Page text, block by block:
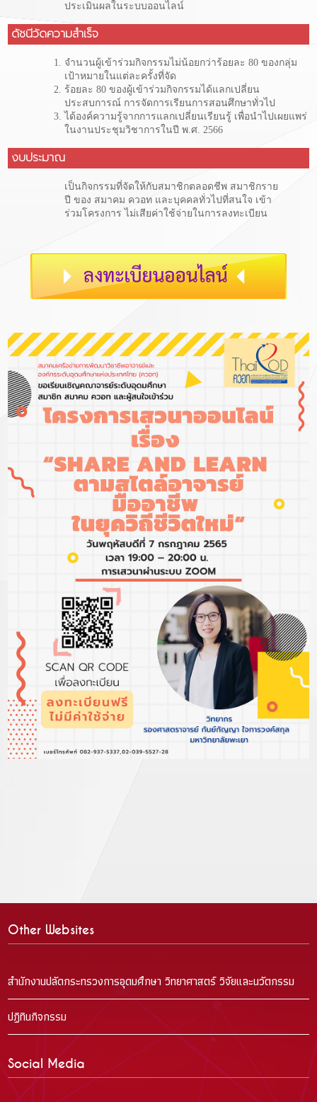
ประเมินผลในระบบออนไลน์
ดัชนีวัดความสำเร็จ
จำนวนผู้เข้าร่วมกิจกรรมไม่น้อยกว่าร้อยละ 80 ของกลุ่ม
เป้าหมายในแต่ละครั้งที่จัด
ร้อยละ 80 ของผู้เข้าร่วมกิจกรรมได้แลกเปลี่ยน
ประสบการณ์ การจัดการเรียนการสอนศึกษาทั่วไป
ได้องค์ความรู้จากการแลกเปลี่ยนเรียนรู้ เพื่อนำไปเผยแพร่
ในงานประชุมวิชาการในปี พ.ศ. 2566
งบประมาณ
เป็นกิจกรรมที่จัดให้กับสมาชิกตลอดชีพ สมาชิกราย
ปี ของ สมาคม ควอท และบุคคลทั่วไปที่สนใจ เข้า
ร่วมโครงการ ไม่เสียค่าใช้จ่ายในการลงทะเบียน
Other Websites
สำนักงานปลัดกระทรวงการอุดมศึกษา วิทยาศาสตร์ วิจัยและนวัตกรรม
ปฏิทินกิจกรรม
Social Media